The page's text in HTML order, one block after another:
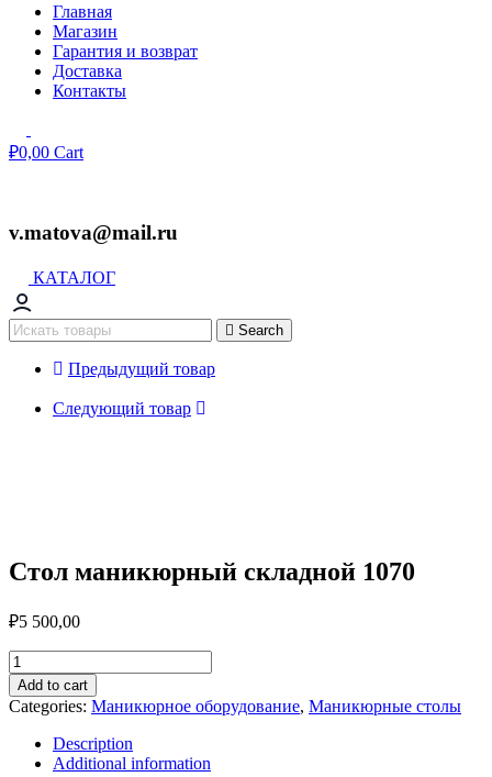
Главная
Магазин
Гарантия и возврат
Доставка
Контакты
₽0,00 Cart
v.matova@mail.ru
КАТАЛОГ
Search
Предыдущий товар
Следующий товар
Стол маникюрный складной 1070
₽5 500,00
Стол
маникюрный
складной
1070
quantity
Add to cart
Categories: Маникюрное оборудование, Маникюрные столы
Description
Additional information